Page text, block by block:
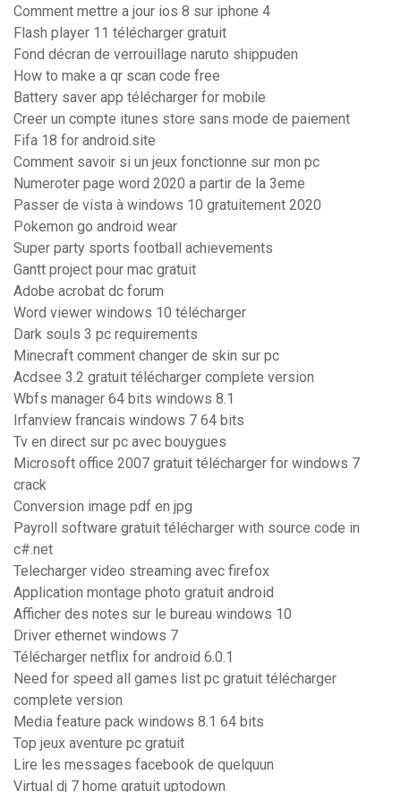
Comment mettre a jour ios 8 sur iphone 4
Flash player 11 télécharger gratuit
Fond décran de verrouillage naruto shippuden
How to make a qr scan code free
Battery saver app télécharger for mobile
Creer un compte itunes store sans mode de paiement
Fifa 18 for android.site
Comment savoir si un jeux fonctionne sur mon pc
Numeroter page word 2020 a partir de la 3eme
Passer de vista à windows 10 gratuitement 2020
Pokemon go android wear
Super party sports football achievements
Gantt project pour mac gratuit
Adobe acrobat dc forum
Word viewer windows 10 télécharger
Dark souls 3 pc requirements
Minecraft comment changer de skin sur pc
Acdsee 3.2 gratuit télécharger complete version
Wbfs manager 64 bits windows 8.1
Irfanview francais windows 7 64 bits
Tv en direct sur pc avec bouygues
Microsoft office 2007 gratuit télécharger for windows 7
crack
Conversion image pdf en jpg
Payroll software gratuit télécharger with source code in
c#.net
Telecharger video streaming avec firefox
Application montage photo gratuit android
Afficher des notes sur le bureau windows 10
Driver ethernet windows 7
Télécharger netflix for android 6.0.1
Need for speed all games list pc gratuit télécharger
complete version
Media feature pack windows 8.1 64 bits
Top jeux aventure pc gratuit
Lire les messages facebook de quelquun
Virtual dj 7 home gratuit uptodown